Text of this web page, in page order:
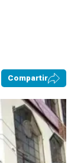
Compartir